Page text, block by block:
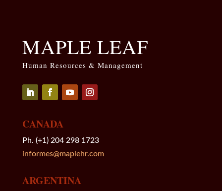
MAPLE LEAF
Human Resources & Management
CANADA
Ph. (+1) 204 298 1723
informes@maplehr.com
ARGENTINA